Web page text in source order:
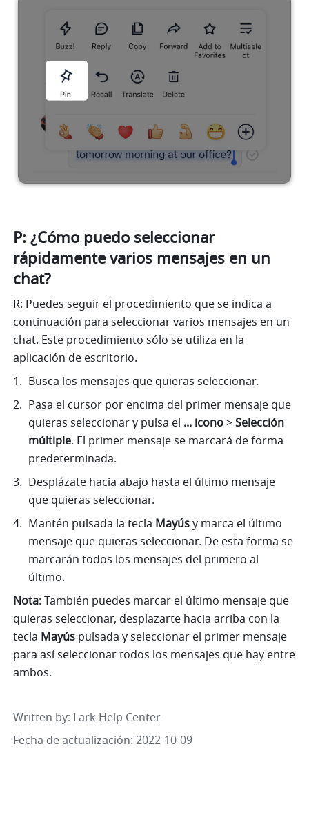
P: ¿Cómo puedo seleccionar
rápidamente varios mensajes en un
chat?
R: Puedes seguir el procedimiento que se indica a
continuación para seleccionar varios mensajes en un
chat. Este procedimiento sólo se utiliza en la
aplicación de escritorio.
Busca los mensajes que quieras seleccionar.
Pasa el cursor por encima del primer mensaje que
quieras seleccionar y pulsa el ... icono > Selección
múltiple. El primer mensaje se marcará de forma
predeterminada.
Desplázate hacia abajo hasta el último mensaje
que quieras seleccionar.
Mantén pulsada la tecla Mayús y marca el último
mensaje que quieras seleccionar. De esta forma se
marcarán todos los mensajes del primero al
último.
Nota: También puedes marcar el último mensaje que
quieras seleccionar, desplazarte hacia arriba con la
tecla Mayús pulsada y seleccionar el primer mensaje
para así seleccionar todos los mensajes que hay entre
ambos.
Written by: Lark Help Center
Fecha de actualización: 2022-10-09